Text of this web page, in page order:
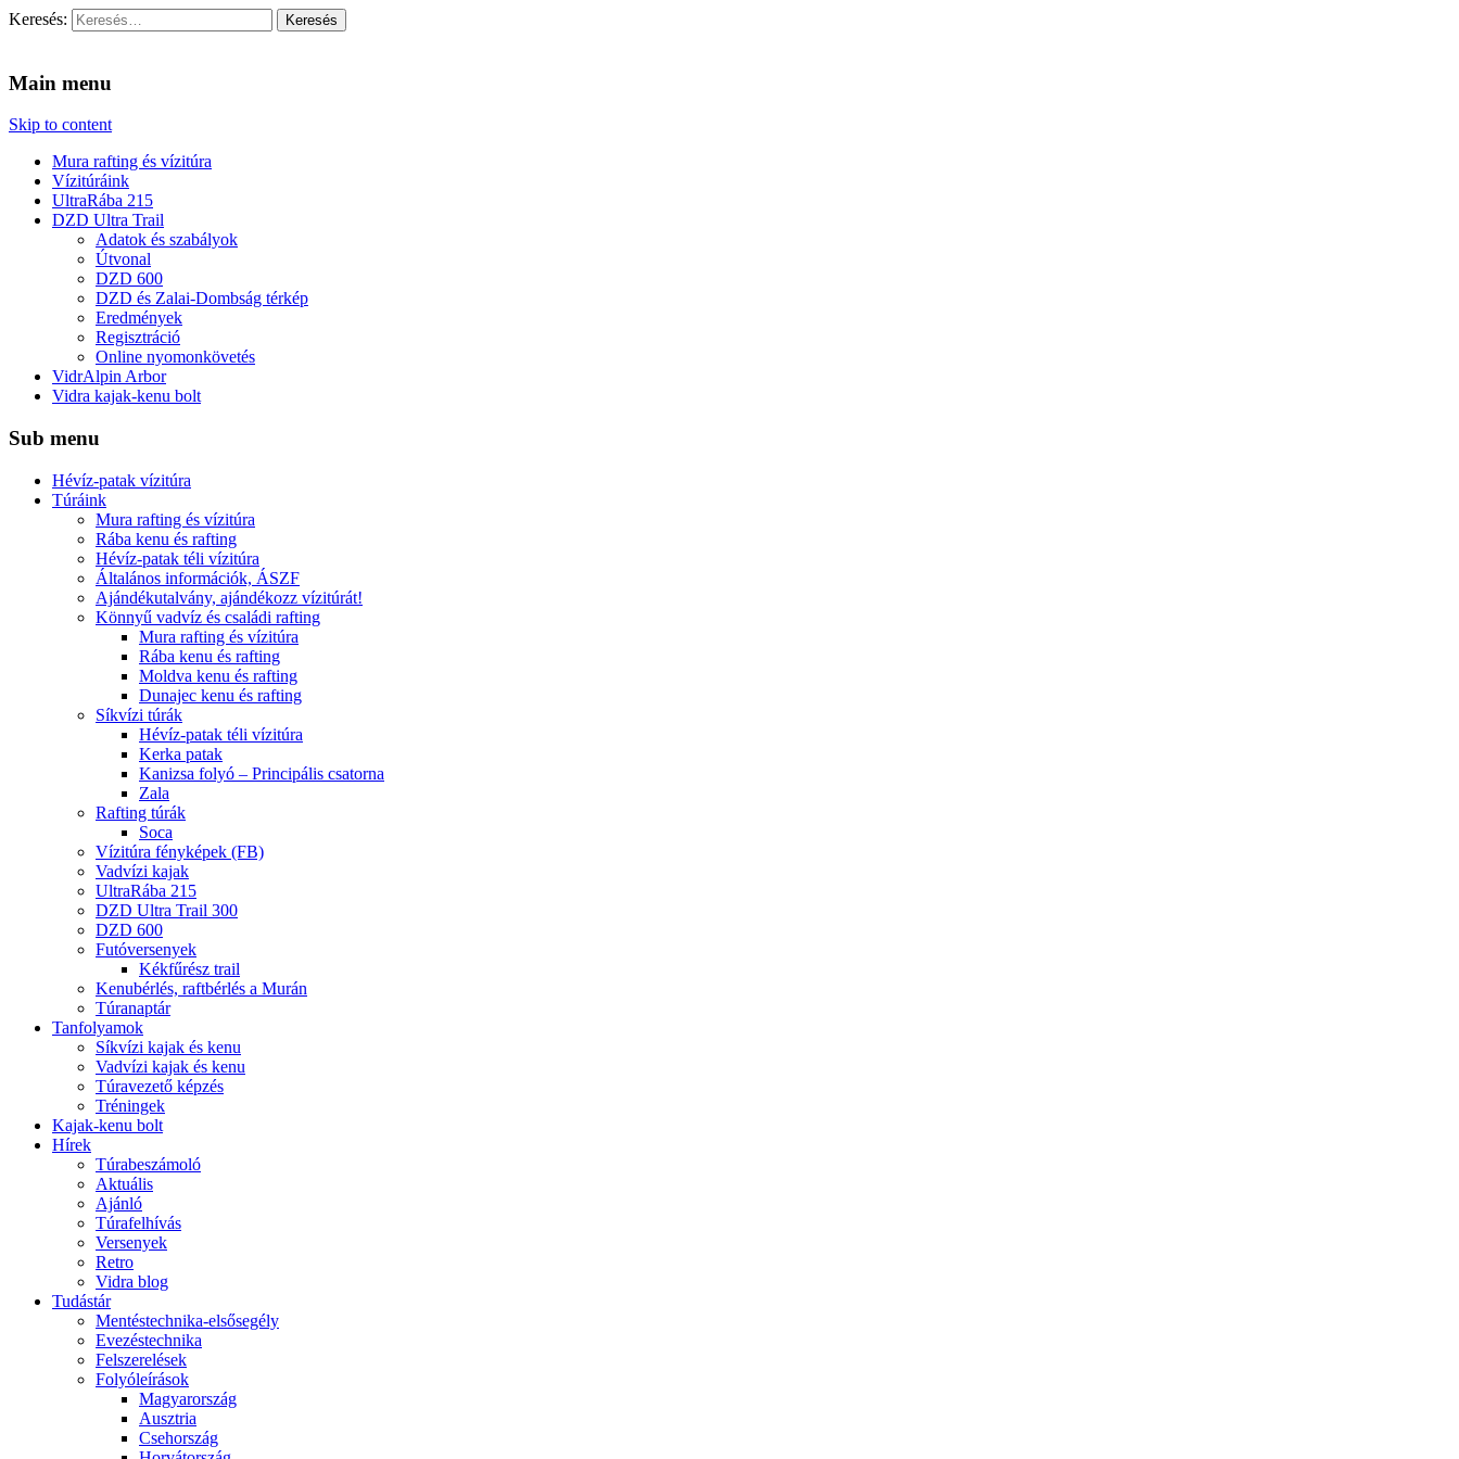
Keresés:
Main menu
Skip to content
Mura rafting és vízitúra
Vízitúráink
UltraRába 215
DZD Ultra Trail
Adatok és szabályok
Útvonal
DZD 600
DZD és Zalai-Dombság térkép
Eredmények
Regisztráció
Online nyomonkövetés
VidrAlpin Arbor
Vidra kajak-kenu bolt
Sub menu
Hévíz-patak vízitúra
Túráink
Mura rafting és vízitúra
Rába kenu és rafting
Hévíz-patak téli vízitúra
Általános információk, ÁSZF
Ajándékutalvány, ajándékozz vízitúrát!
Könnyű vadvíz és családi rafting
Mura rafting és vízitúra
Rába kenu és rafting
Moldva kenu és rafting
Dunajec kenu és rafting
Síkvízi túrák
Hévíz-patak téli vízitúra
Kerka patak
Kanizsa folyó – Principális csatorna
Zala
Rafting túrák
Soca
Vízitúra fényképek (FB)
Vadvízi kajak
UltraRába 215
DZD Ultra Trail 300
DZD 600
Futóversenyek
Kékfűrész trail
Kenubérlés, raftbérlés a Murán
Túranaptár
Tanfolyamok
Síkvízi kajak és kenu
Vadvízi kajak és kenu
Túravezető képzés
Tréningek
Kajak-kenu bolt
Hírek
Túrabeszámoló
Aktuális
Ajánló
Túrafelhívás
Versenyek
Retro
Vidra blog
Tudástár
Mentéstechnika-elsősegély
Evezéstechnika
Felszerelések
Folyóleírások
Magyarország
Ausztria
Csehország